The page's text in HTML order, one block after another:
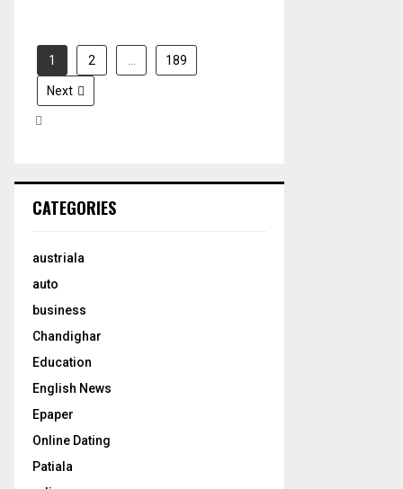
1 2 189
Next
CATEGORIES
austriala
auto
business
Chandighar
Education
English News
Epaper
Online Dating
Patiala